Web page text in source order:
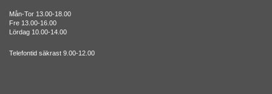
Mån-Tor 13.00-18.00
Fre 13.00-16.00
Lördag 10.00-14.00
Telefontid säkrast 9.00-12.00